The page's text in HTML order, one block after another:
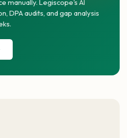
manually. Legiscope's AI
DPA audits, and gap analysis